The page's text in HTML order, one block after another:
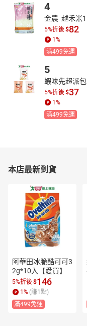
4
金農  越禾米
5%折後$82
1 %
滿499免運
5
蝦味先超派
5%折後$37
1 %
滿499免運
本店最新到貨
阿華田冰脆酷可可3
2g*10入【愛買】
5%折後$146
1 % (賺1 點)
滿499免運